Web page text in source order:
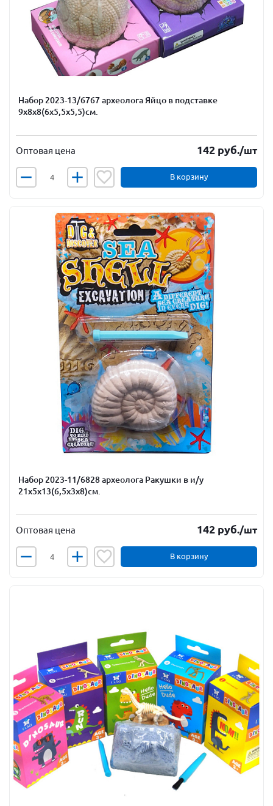
Набор 2023-13/6767 археолога Яйцо в подставке
9х8х8(6х5,5х5,5)см.
Оптовая цена 142 руб./шт
В корзину
Набор 2023-11/6828 археолога Ракушки в и/у
21х5х13(6,5х3х8)см.
Оптовая цена 142 руб./шт
В корзину